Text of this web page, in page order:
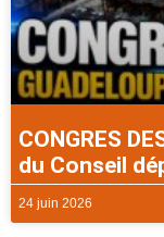
CONGRES
du Conseil
24 juin 2026